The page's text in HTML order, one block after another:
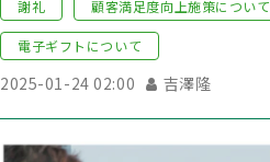
謝礼 顧客満足度向上施策について
電子ギフトについて
2025-01-24 02:00 吉澤隆